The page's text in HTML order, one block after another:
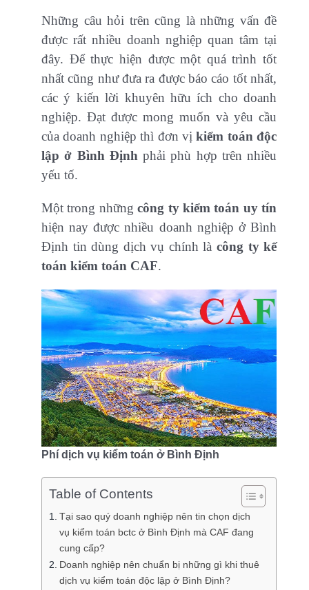
Những câu hỏi trên cũng là những vấn đề
được rất nhiều doanh nghiệp quan tâm tại
đây. Để thực hiện được một quá trình tốt
nhất cũng như đưa ra được báo cáo tốt nhất,
các ý kiến lời khuyên hữu ích cho doanh
nghiệp. Đạt được mong muốn và yêu cầu
của doanh nghiệp thì đơn vịkiểm toán độc
lập ở Bình Địnhphải phù hợp trên nhiều
yếu tố.
Một trong nhữngcông ty kiểm toán uy tín
hiện nay được nhiều doanh nghiệp ở Bình
Định tin dùng dịch vụ chính là công ty kế
toán kiểm toán CAF.
Phí dịch vụ kiểm toán ở Bình Định
Table of Contents
Tại sao quý doanh nghiệp nên tin chọn dịch
vụ kiểm toán bctc ở Bình Định mà CAF đang
cung cấp?
Doanh nghiệp nên chuẩn bị những gì khi thuê
dịch vụ kiểm toán độc lập ở Bình Định?